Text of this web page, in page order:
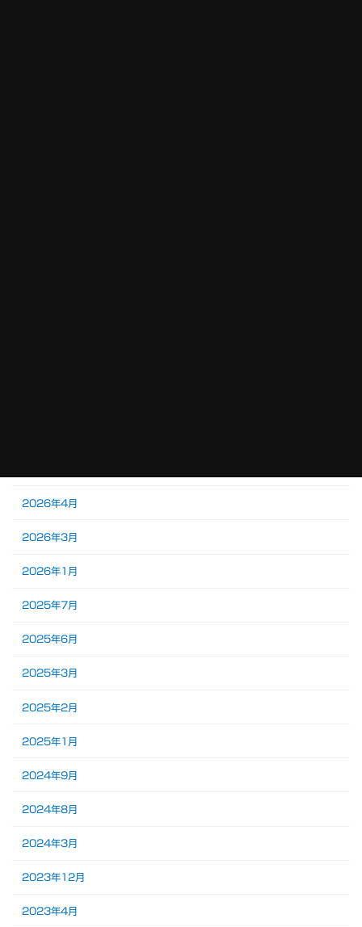
2026年4月
2026年3月
2026年1月
2025年7月
2025年6月
2025年3月
2025年2月
2025年1月
2024年9月
2024年8月
2024年3月
2023年12月
2023年4月